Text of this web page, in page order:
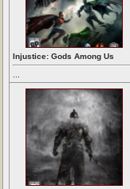
Injustice: Gods Among Us